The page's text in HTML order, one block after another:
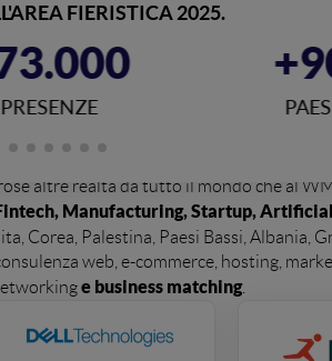
FIERISTICA 2025.
PRESENZE
altre realtà da tutto il mondo che al
Manufacturing, Startup,
Corea, Palestina, Paesi Bassi, Albania,
web, e-commerce, hosting,
e business matching.